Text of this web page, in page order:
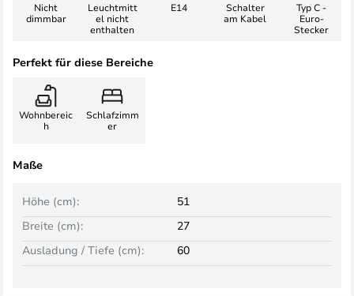
Nicht
dimmbar
Leuchtmitt
el nicht
enthalten
E14
Schalter
am Kabel
Typ C -
Euro-
Stecker
Perfekt für diese Bereiche
Wohnbereic
h
Schlafzimm
er
Maße
Breite (cm): 27
Höhe (cm): 51
Ausladung / Tiefe (cm): 60